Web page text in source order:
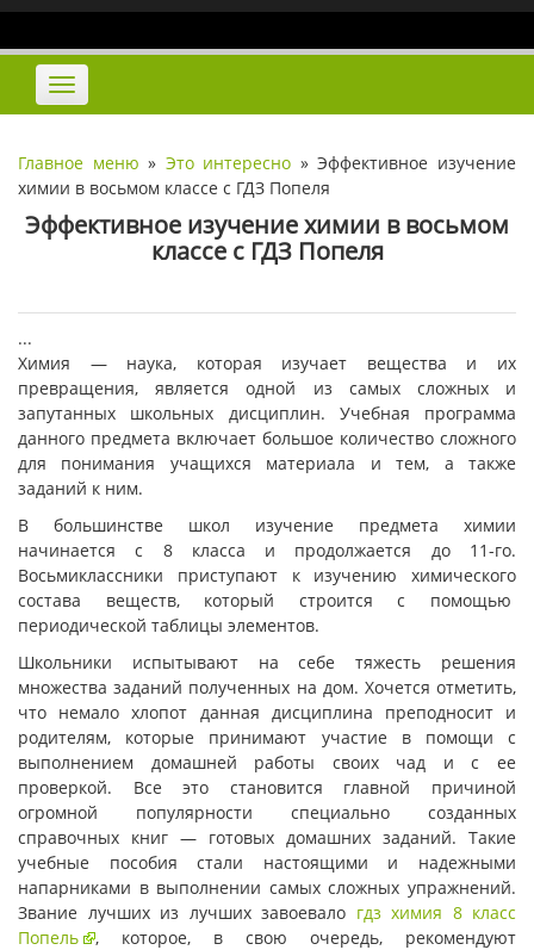
Наверх
Переключить
навигацию
Главное меню » Это интересно »Эффективное изучение
химии в восьмом классе с ГДЗ Попеля
Эффективное изучение химии в восьмом
классе с ГДЗ Попеля
...
Химия — наука, которая изучает вещества и их
превращения, является одной из самых сложных и
запутанных школьных дисциплин. Учебная программа
данного предмета включает большое количество сложного
для понимания учащихся материала и тем, а также
заданий к ним.
В большинстве школ изучение предмета химии
начинается с 8 класса и продолжается до 11-го.
Восьмиклассники приступают к изучению химического
состава веществ, который строится с помощью
периодической таблицы элементов.
Школьники испытывают на себе тяжесть решения
множества заданий полученных на дом. Хочется отметить,
что немало хлопот данная дисциплина преподносит и
родителям, которые принимают участие в помощи с
выполнением домашней работы своих чад и с ее
проверкой. Все это становится главной причиной
огромной популярности специально созданных
справочных книг — готовых домашних заданий. Такие
учебные пособия стали настоящими и надежными
напарниками в выполнении самых сложных упражнений.
Звание лучших из лучших завоевало гдз химия 8 класс
Попель
, которое, в свою очередь, рекомендуют